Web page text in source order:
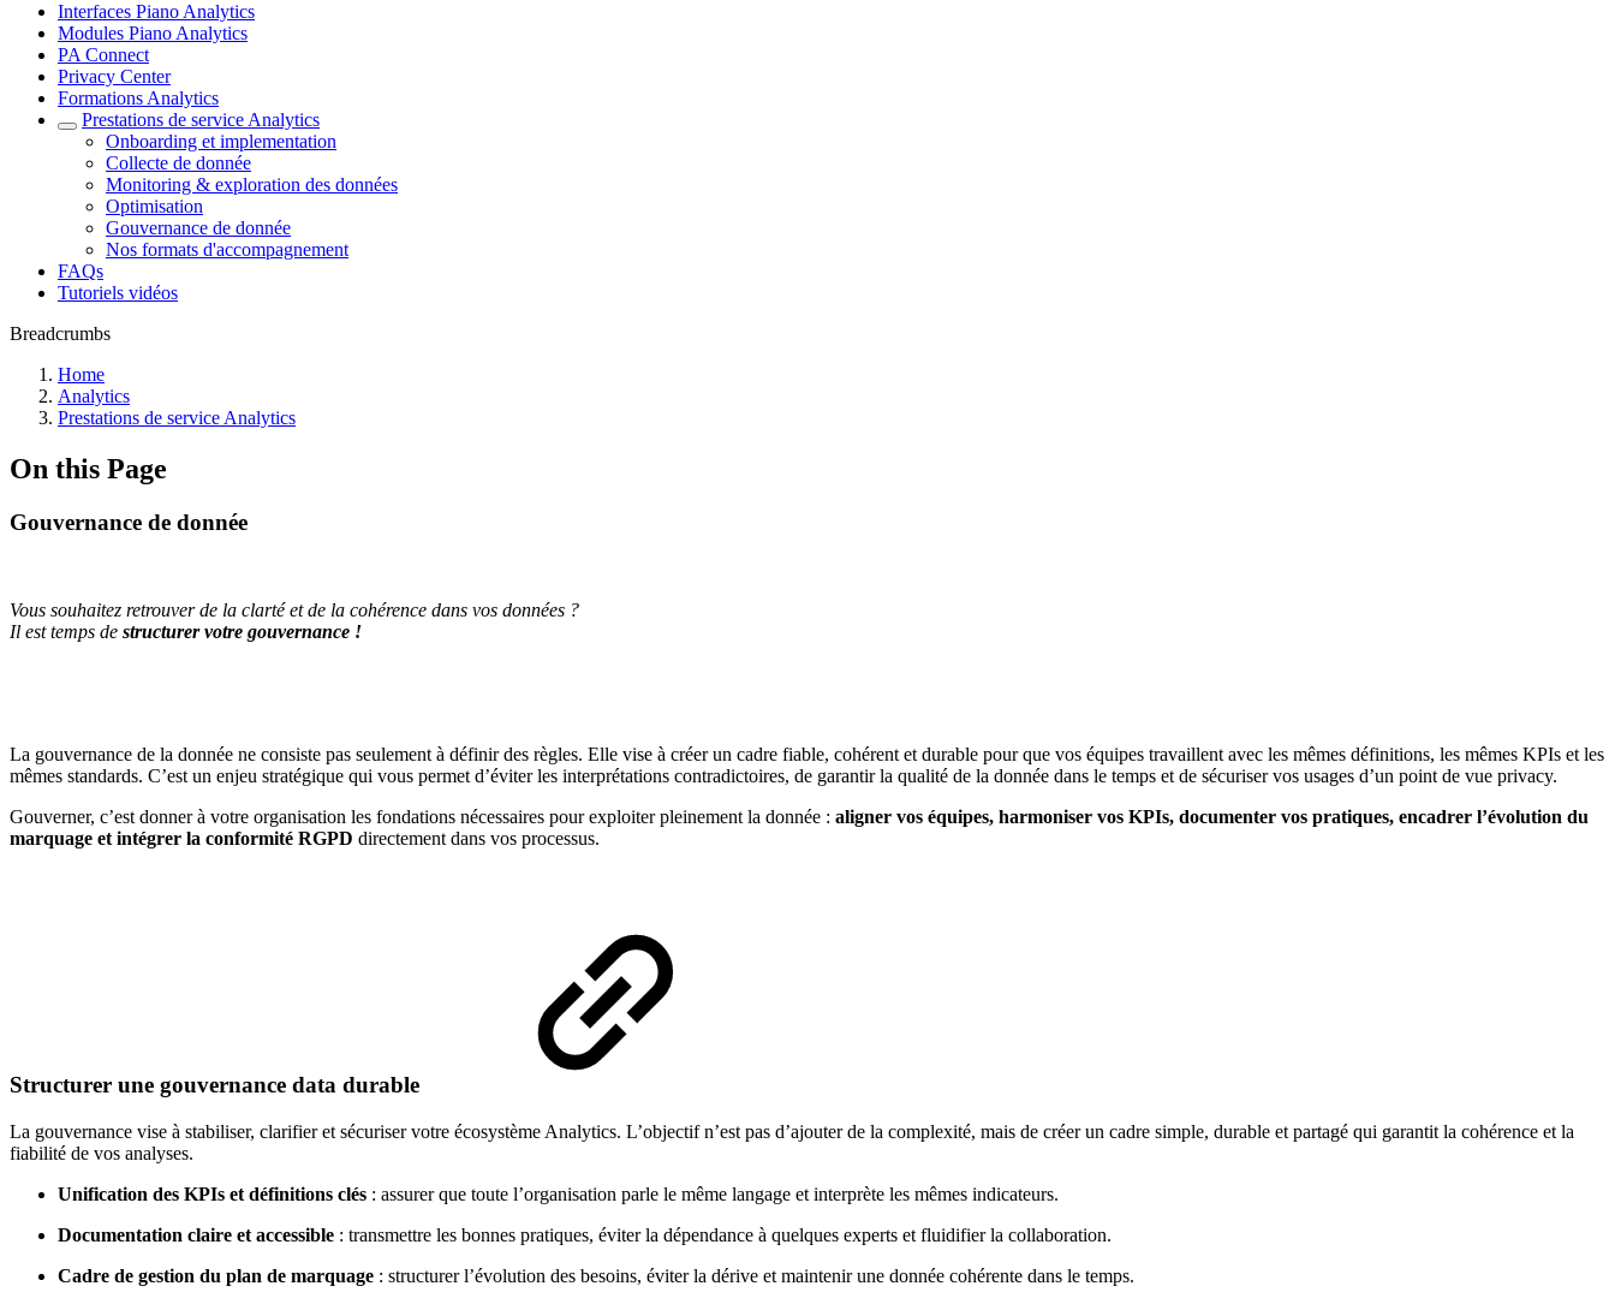
Interfaces Piano Analytics
Modules Piano Analytics
PA Connect
Privacy Center
Formations Analytics
Prestations de service Analytics
Onboarding et implementation
Collecte de donnée
Monitoring & exploration des données
Optimisation
Gouvernance de donnée
Nos formats d'accompagnement
FAQs
Tutoriels vidéos
Breadcrumbs
Home
Analytics
Prestations de service Analytics
On this Page
Gouvernance de donnée
Vous souhaitez retrouver de la clarté et de la cohérence dans vos données ?
Il est temps de structurer votre gouvernance !
La gouvernance de la donnée ne consiste pas seulement à définir des règles. Elle vise à créer un cadre fiable, cohérent et durable pour que vos équipes travaillent avec les mêmes définitions, les mêmes KPIs et les
mêmes standards. C’est un enjeu stratégique qui vous permet d’éviter les interprétations contradictoires, de garantir la qualité de la donnée dans le temps et de sécuriser vos usages d’un point de vue privacy.
Gouverner, c’est donner à votre organisation les fondations nécessaires pour exploiter pleinement la donnée : aligner vos équipes, harmoniser vos KPIs, documenter vos pratiques, encadrer l’évolution du
marquage et intégrer la conformité RGPD directement dans vos processus.
Structurer une gouvernance data durable
La gouvernance vise à stabiliser, clarifier et sécuriser votre écosystème Analytics. L’objectif n’est pas d’ajouter de la complexité, mais de créer un cadre simple, durable et partagé qui garantit la cohérence et la
fiabilité de vos analyses.
Unification des KPIs et définitions clés : assurer que toute l’organisation parle le même langage et interprète les mêmes indicateurs.
Documentation claire et accessible : transmettre les bonnes pratiques, éviter la dépendance à quelques experts et fluidifier la collaboration.
Cadre de gestion du plan de marquage : structurer l’évolution des besoins, éviter la dérive et maintenir une donnée cohérente dans le temps.